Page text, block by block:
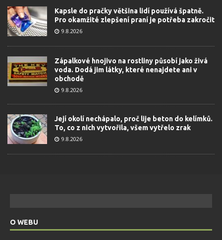
Kapsle do pračky většina lidí používá špatně.
Pro okamžité zlepšení praní je potřeba zakročit
9.8.2026
Zápalkové hnojivo na rostliny působí jako živá
voda. Dodá jim látky, které nenajdete ani v
obchodě
9.8.2026
Její okolí nechápalo, proč lije beton do kelímků.
To, co z nich vytvořila, všem vytřelo zrak
9.8.2026
O WEBU